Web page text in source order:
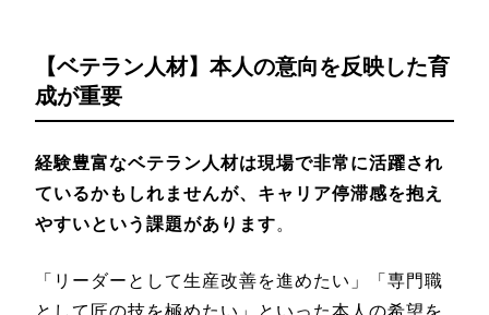
【ベテラン人材】本人の意向を反映した育
成が重要
経験豊富なベテラン人材は現場で非常に活躍され
ているかもしれませんが、キャリア停滞感を抱え
やすいという課題があります。
「リーダーとして生産改善を進めたい」「専門職
として匠の技を極めたい」といった本人の希望を